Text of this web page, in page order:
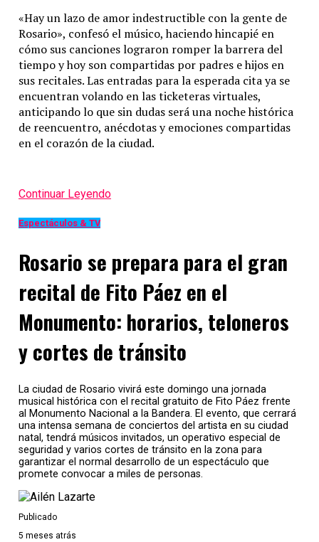
«Hay un lazo de amor indestructible con la gente de
Rosario», confesó el músico, haciendo hincapié en
cómo sus canciones lograron romper la barrera del
tiempo y hoy son compartidas por padres e hijos en
sus recitales. Las entradas para la esperada cita ya se
encuentran volando en las ticketeras virtuales,
anticipando lo que sin dudas será una noche histórica
de reencuentro, anécdotas y emociones compartidas
en el corazón de la ciudad.
Continuar Leyendo
Espectáculos & TV
Rosario se prepara para el gran
recital de Fito Páez en el
Monumento: horarios, teloneros
y cortes de tránsito
La ciudad de Rosario vivirá este domingo una jornada
musical histórica con el recital gratuito de Fito Páez frente
al Monumento Nacional a la Bandera. El evento, que cerrará
una intensa semana de conciertos del artista en su ciudad
natal, tendrá músicos invitados, un operativo especial de
seguridad y varios cortes de tránsito en la zona para
garantizar el normal desarrollo de un espectáculo que
promete convocar a miles de personas.
Publicado
5 meses atrás